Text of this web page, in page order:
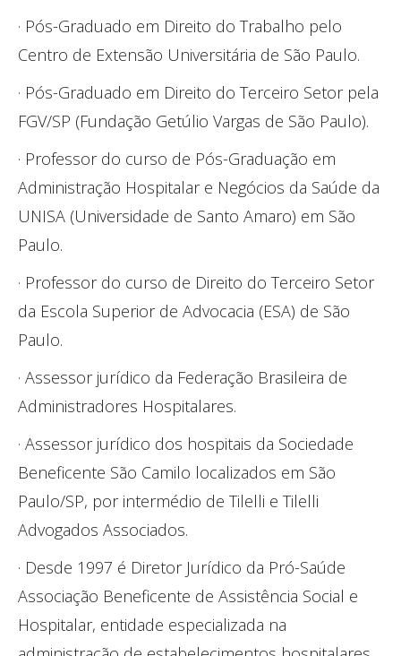
· Pós-Graduado em Direito do Trabalho pelo
Centro de Extensão Universitária de São Paulo.
· Pós-Graduado em Direito do Terceiro Setor pela
FGV/SP (Fundação Getúlio Vargas de São Paulo).
· Professor do curso de Pós-Graduação em
Administração Hospitalar e Negócios da Saúde da
UNISA (Universidade de Santo Amaro) em São
Paulo.
· Professor do curso de Direito do Terceiro Setor
da Escola Superior de Advocacia (ESA) de São
Paulo.
· Assessor jurídico da Federação Brasileira de
Administradores Hospitalares.
· Assessor jurídico dos hospitais da Sociedade
Beneficente São Camilo localizados em São
Paulo/SP, por intermédio de Tilelli e Tilelli
Advogados Associados.
· Desde 1997 é Diretor Jurídico da Pró-Saúde
Associação Beneficente de Assistência Social e
Hospitalar, entidade especializada na